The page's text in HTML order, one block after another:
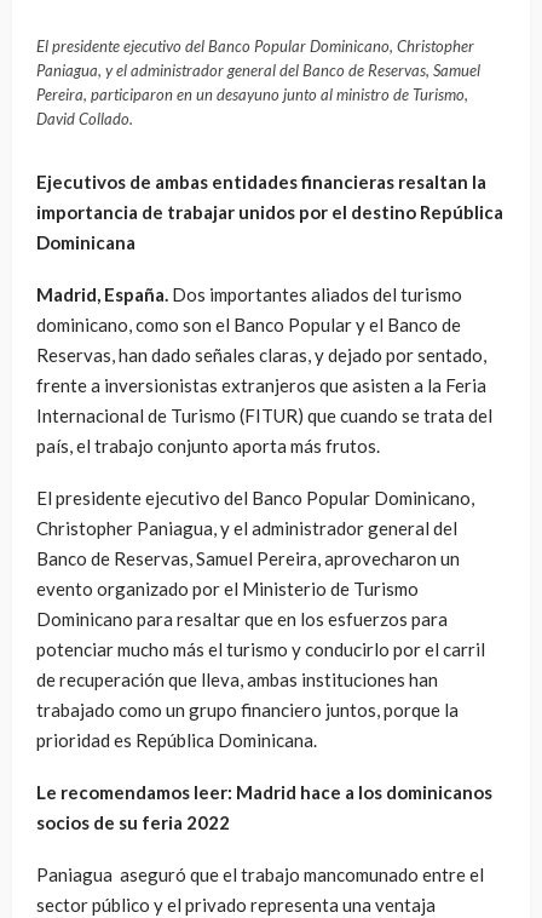
El presidente ejecutivo del Banco Popular Dominicano, Christopher
Paniagua, y el administrador general del Banco de Reservas, Samuel
Pereira, participaron en un desayuno junto al ministro de Turismo,
David Collado.
Ejecutivos de ambas entidades financieras resaltan la
importancia de trabajar unidos por el destino República
Dominicana
Madrid, España. Dos importantes aliados del turismo
dominicano, como son el Banco Popular y el Banco de
Reservas, han dado señales claras, y dejado por sentado,
frente a inversionistas extranjeros que asisten a la Feria
Internacional de Turismo (FITUR) que cuando se trata del
país, el trabajo conjunto aporta más frutos.
El presidente ejecutivo del Banco Popular Dominicano,
Christopher Paniagua, y el administrador general del
Banco de Reservas, Samuel Pereira, aprovecharon un
evento organizado por el Ministerio de Turismo
Dominicano para resaltar que en los esfuerzos para
potenciar mucho más el turismo y conducirlo por el carril
de recuperación que lleva, ambas instituciones han
trabajado como un grupo financiero juntos, porque la
prioridad es República Dominicana.
Le recomendamos leer: Madrid hace a los dominicanos
socios de su feria 2022
Paniagua aseguró que el trabajo mancomunado entre el
sector público y el privado representa una ventaja